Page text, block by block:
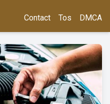
Contact Tos DMCA